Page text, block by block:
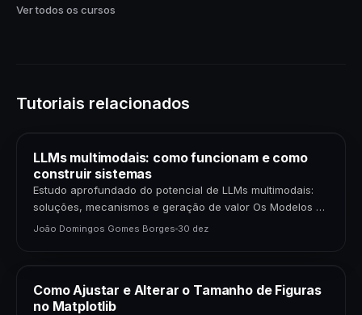
Ver todos os cursos
Tutoriais relacionados
LLMs multimodais: como funcionam e como
construir sistemas
Estudo aprofundado do potencial de LLMs multimodais:
soluções, mecanismos e geração de valor Os Modelos de
Linguagem de Grande Porte (LLMs) multimodais
João Domingos Gomes Borges 30 dez
Como Ajustar e Alterar o Tamanho de Figuras
no Matplotlib